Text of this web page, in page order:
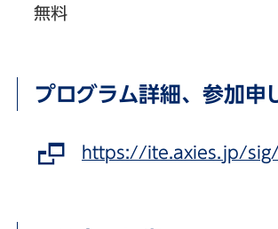
無料
プログラム詳細、参加申
https://ite.axies.jp/